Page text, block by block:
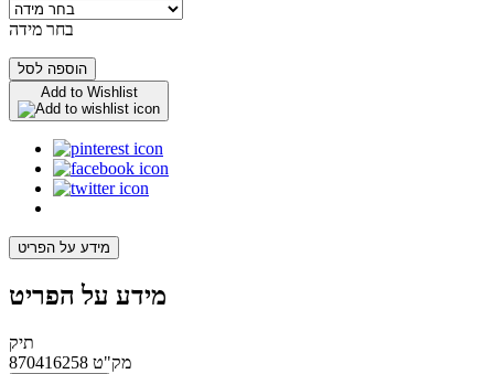
בחר מידה
הוספה לסל
Add to Wishlist
מידע על הפריט
מידע על הפריט
תיק
מק"ט 870416258